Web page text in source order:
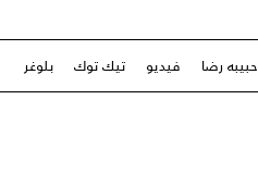
حبيبه رضا فيديو تيك توك بلوغر